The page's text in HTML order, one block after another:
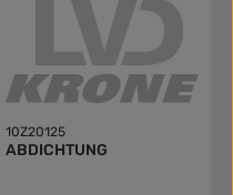
10Z20125
ABDICHTUNG